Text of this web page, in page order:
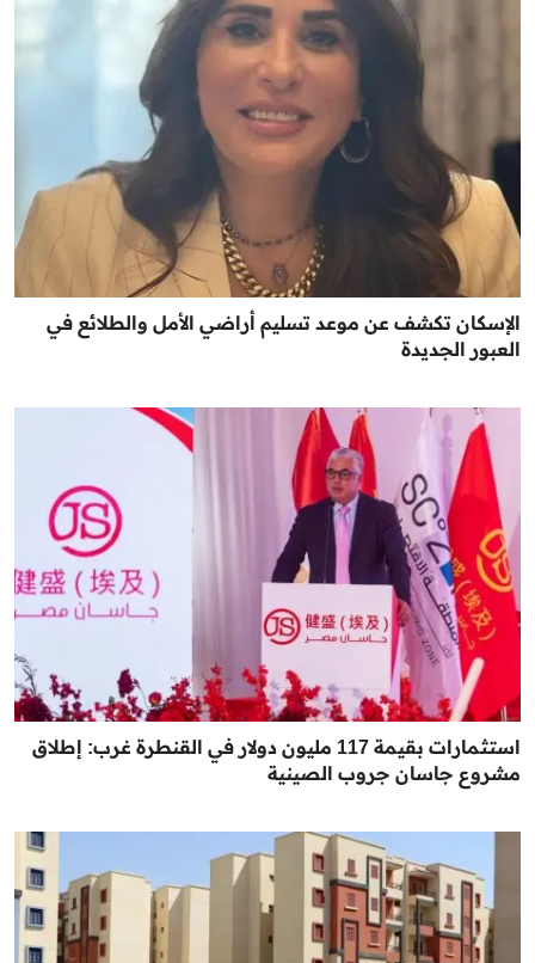
الإسكان تكشف عن موعد تسليم أراضي الأمل والطلائع في
العبور الجديدة
استثمارات بقيمة 117 مليون دولار في القنطرة غرب: إطلاق
مشروع جاسان جروب الصينية